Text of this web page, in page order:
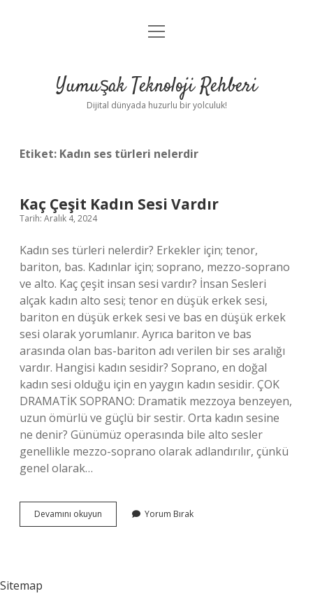
Anasayfa
Yasal Uyarı
menüyü
Yumuşak Teknoloji Rehberi
Dijital dünyada huzurlu bir yolculuk!
Etiket: Kadın ses türleri nelerdir
Kaç Çeşit Kadın Sesi Vardır
Tarih: Aralık 4, 2024
Kadın ses türleri nelerdir? Erkekler için; tenor,
bariton, bas. Kadınlar için; soprano, mezzo-soprano
ve alto. Kaç çeşit insan sesi vardır? İnsan Sesleri
alçak kadın alto sesi; tenor en düşük erkek sesi,
bariton en düşük erkek sesi ve bas en düşük erkek
sesi olarak yorumlanır. Ayrıca bariton ve bas
arasında olan bas-bariton adı verilen bir ses aralığı
vardır. Hangisi kadın sesidir? Soprano, en doğal
kadın sesi olduğu için en yaygın kadın sesidir. ÇOK
DRAMATİK SOPRANO: Dramatik mezzoya benzeyen,
uzun ömürlü ve güçlü bir sestir. Orta kadın sesine
ne denir? Günümüz operasında bile alto sesler
genellikle mezzo-soprano olarak adlandırılır, çünkü
genel olarak…
Devamını okuyun
Çeşit
Yorum Bırak
Sitemap